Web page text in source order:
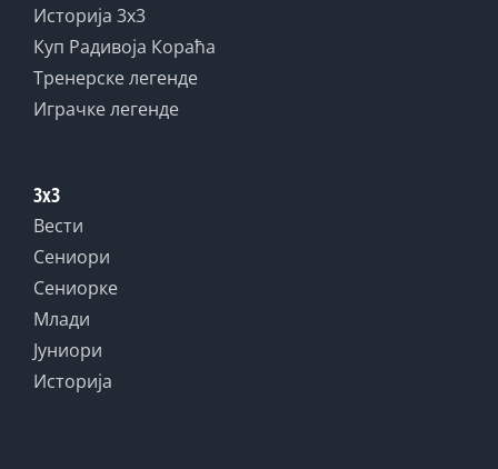
Историја 3x3
Куп Радивоја Кораћа
Тренерске легенде
Играчке легенде
3x3
Вести
Сениори
Сениорке
Млади
Јуниори
Историја